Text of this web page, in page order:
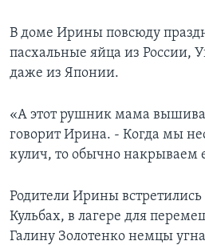
В доме Ирины повсюду
пасхальные яйца из России,
даже из Японии.
«А этот рушник мама
говорит Ирина. - Когда мы
кулич, то обычно накрываем
Родители Ирины встретились
Кульбах, в лагере для
Галину Золотенко немцы